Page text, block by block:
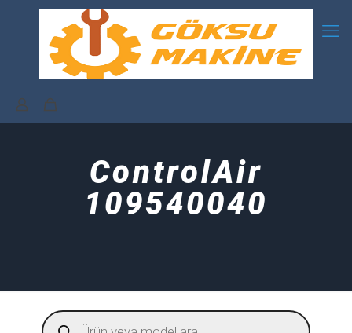
ControlAir
109540040
Products
search